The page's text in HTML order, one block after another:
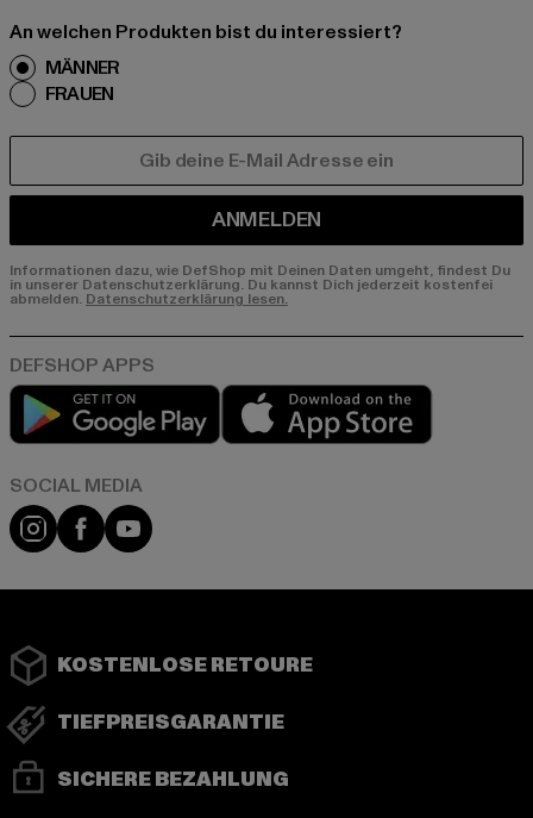
An welchen Produkten bist du interessiert?
MÄNNER
FRAUEN
ANMELDEN
Informationen dazu, wie DefShop mit Deinen Daten umgeht, findest Du
in unserer Datenschutzerklärung. Du kannst Dich jederzeit kostenfei
abmelden. Datenschutzerklärung lesen.
Play market
Instagram
FacebookYouTube
KOSTENLOSE RETOURE
TIEFPREISGARANTIE
SICHERE BEZAHLUNG